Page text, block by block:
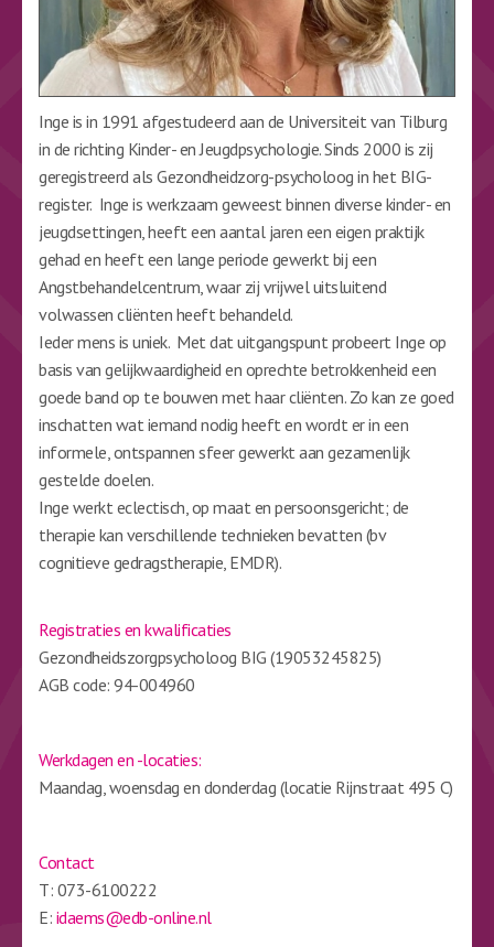
Inge is in 1991 afgestudeerd aan de Universiteit van Tilburg
in de richting Kinder- en Jeugdpsychologie. Sinds 2000 is zij
geregistreerd als Gezondheidzorg-psycholoog in het BIG-
register. Inge is werkzaam geweest binnen diverse kinder- en
jeugdsettingen, heeft een aantal jaren een eigen praktijk
gehad en heeft een lange periode gewerkt bij een
Angstbehandelcentrum, waar zij vrijwel uitsluitend
volwassen cliënten heeft behandeld.
Ieder mens is uniek. Met dat uitgangspunt probeert Inge op
basis van gelijkwaardigheid en oprechte betrokkenheid een
goede band op te bouwen met haar cliënten. Zo kan ze goed
inschatten wat iemand nodig heeft en wordt er in een
informele, ontspannen sfeer gewerkt aan gezamenlijk
gestelde doelen.
Inge werkt eclectisch, op maat en persoonsgericht; de
therapie kan verschillende technieken bevatten (bv
cognitieve gedragstherapie, EMDR).
Registraties en kwalificaties
Gezondheidszorgpsycholoog BIG (19053245825)
AGB code: 94-004960
Werkdagen en -locaties:
Maandag, woensdag en donderdag (locatie Rijnstraat 495 C)
Contact
T: 073-6100222
E: idaems@edb-online.nl